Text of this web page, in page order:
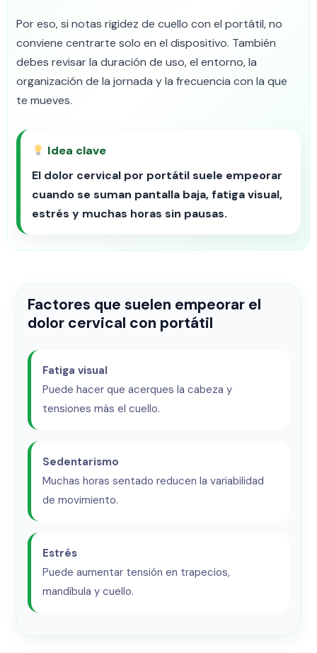
Por eso, si notas rigidez de cuello con el portátil, no
conviene centrarte solo en el dispositivo. También
debes revisar la duración de uso, el entorno, la
organización de la jornada y la frecuencia con la que
te mueves.
Idea clave
El dolor cervical por portátil suele empeorar
cuando se suman pantalla baja, fatiga visual,
estrés y muchas horas sin pausas.
Factores que suelen empeorar el
dolor cervical con portátil
Fatiga visual
Puede hacer que acerques la cabeza y
tensiones más el cuello.
Sedentarismo
Muchas horas sentado reducen la variabilidad
de movimiento.
Estrés
Puede aumentar tensión en trapecios,
mandíbula y cuello.